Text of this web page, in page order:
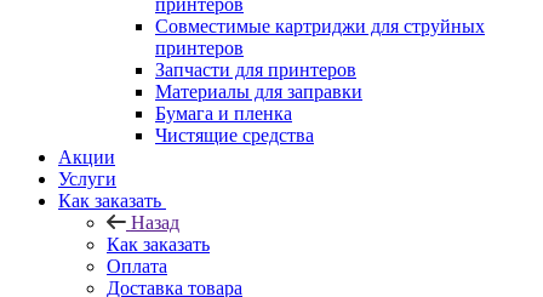
принтеров
Совместимые картриджи для струйных
принтеров
Запчасти для принтеров
Материалы для заправки
Бумага и пленка
Чистящие средства
Акции
Услуги
Как заказать
Назад
Как заказать
Оплата
Доставка товара